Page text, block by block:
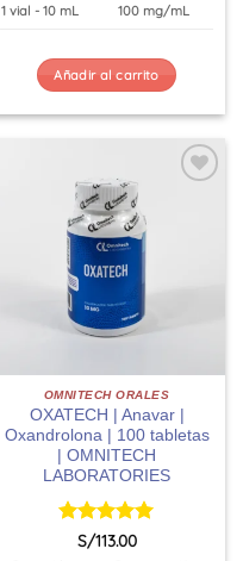
1 vial - 10 mL 100 mg/mL
Añadir al carrito
OMNITECH ORALES
OXATECH | Anavar |
Oxandrolona | 100 tabletas
| OMNITECH
LABORATORIES
Valorado
con
de 5
S/113.00